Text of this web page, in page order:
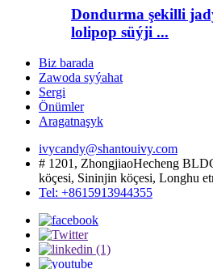
Dondurma şekilli
lolipop süýji ...
Biz barada
Zawoda syýahat
Sergi
Önümler
Aragatnaşyk
ivycandy@shantouivy.com
# 1201, ZhongjiaoHecheng
köçesi, Sininjin köçesi, Longhu
Tel: +8615913944355